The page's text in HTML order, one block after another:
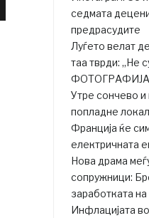
седмата
предрасудите
Луѓето велат
таа тврди: „Не
ФОТОГРАФИЈА
Утре сончево и
попладне
Франција ќе
електричната
Нова драма
сопружници:
заработката
Инфлацијата во